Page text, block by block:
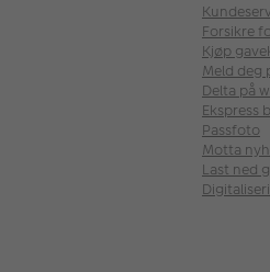
Forsikre
Kjøp
Meld deg
Delta på
Ekspress
Passfoto
Motta
Last ned